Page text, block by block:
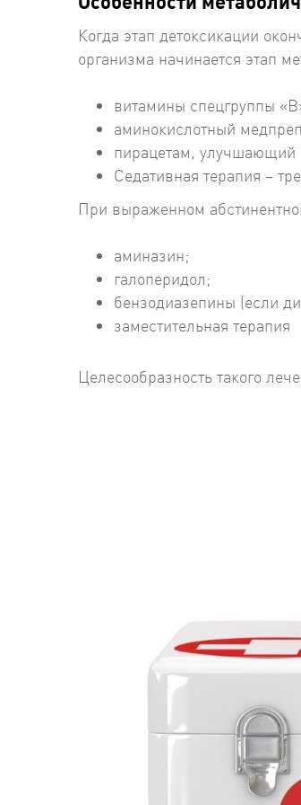
Когда этап детоксикации
организма начинается этап
витамины спецгруппы
аминокислотный
пирацетам, улучшающий
Седативная терапия –
При выраженном
аминазин;
галоперидол;
бензодиазепины (если
заместительная терапия
Целесообразность такого